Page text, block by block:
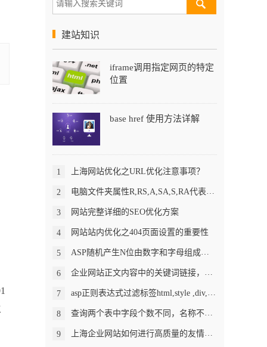
建站知识
iframe调用指定网页的特定
位置
base href 使用方法详解
1 上海网站优化之URL优化注意事项？
2 电脑文件夹属性R,RS,A,SA,S,RA代表含义
3 网站完整详细的SEO优化方案
4 网站站内优化之404页面设置的重要性
5 ASP随机产生N位由数字和字母组成的密码
6 企业网站正文内容中的关键词链接，知道怎么做吗？
7 asp正则表达式过滤标签html,style ,div,font,span,Object,iframe
8 查询两个表中字段个数不同，名称不同的...
9 上海企业网站如何进行高质量的友情链接